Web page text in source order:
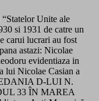
Unite ale
si 1931 de catre un
carui lucrari au fost
astazi: Nicolae
evidentiaza in
lui Nicolae Casian a
D-LUI N.
33 ÎN MAREA